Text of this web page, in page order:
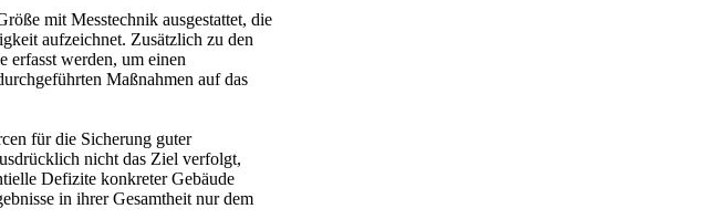
mit Messtechnik ausgestattet, die
aufzeichnet. Zusätzlich zu den
erfasst werden, um einen
Maßnahmen auf das
für die Sicherung guter
nicht das Ziel verfolgt,
Defizite konkreter Gebäude
in ihrer Gesamtheit nur dem